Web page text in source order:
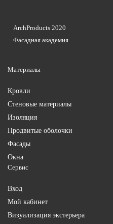
Материалы
Кровли
Стеновые материалы
Изоляция
Продвитые оболочки
Фасады
Окна
Сервис
Вход
Мой кабинет
Визуализация экстерьера
ArchProducts 2020
Фасадная академия